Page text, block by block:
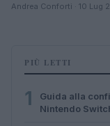
Andrea Conforti · 10 Lug
PIÙ LETTI
1
Guida alla
Nintendo